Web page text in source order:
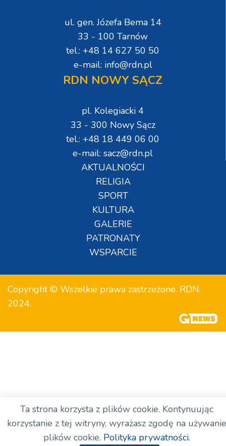
ul. gen. Józefa Bema 14
33 - 100 Tarnów
tel.: +48 14 627 50 50
e-mail: info@rdn.pl
RDN NOWY SĄCZ
pl. Kolegiacki 4
33 - 300 Nowy Sącz
tel.: +48 18 449 06 00
e-mail: sacz@rdn.pl
AKTUALNOŚCI
RELIGIA
SPORT
KULTURA
GALERIE
PATRONATY
WSPARCIE
Copyright © Wszelkie prawa zastrzeżone. RDN.
2024.
Ta strona korzysta z plików cookie. Kontynuując
korzystanie z tej witryny, wyrażasz zgodę na używanie
plików cookie. Polityka prywatności.